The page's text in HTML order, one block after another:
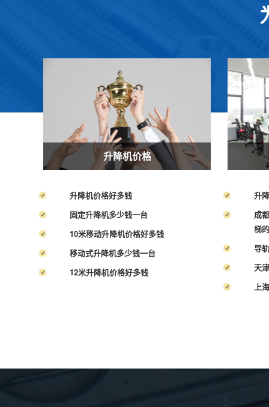
升降机价格
升降机价格好多钱
固定升降机多少钱一台
10米移动升降机价格好多钱
移动式升降机多少钱一台
12米升降机价格好多钱
升
成
梯
导
天
上